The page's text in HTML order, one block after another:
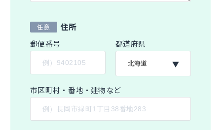
住所
郵便番号 都道府県
市区町村・番地・建物など